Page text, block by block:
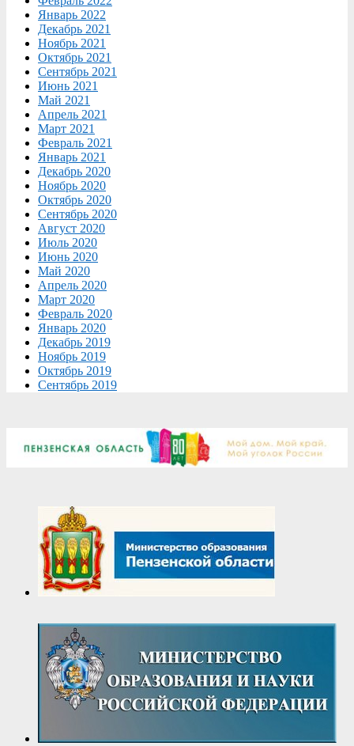
Январь 2022
Декабрь 2021
Ноябрь 2021
Октябрь 2021
Сентябрь 2021
Июнь 2021
Май 2021
Апрель 2021
Март 2021
Февраль 2021
Январь 2021
Декабрь 2020
Ноябрь 2020
Октябрь 2020
Сентябрь 2020
Август 2020
Июль 2020
Июнь 2020
Май 2020
Апрель 2020
Март 2020
Февраль 2020
Январь 2020
Декабрь 2019
Ноябрь 2019
Октябрь 2019
Сентябрь 2019